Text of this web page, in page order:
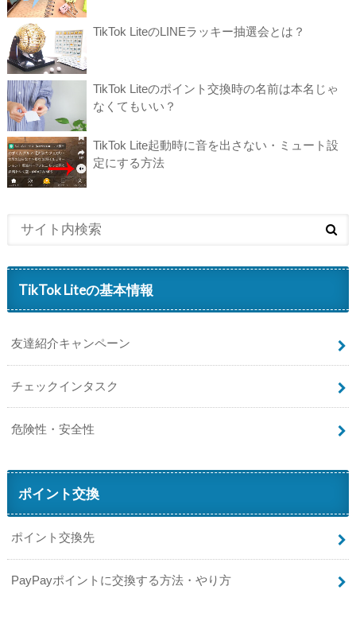
TikTok LiteのLINEラッキー抽選会とは？
TikTok Liteのポイント交換時の名前は本名じゃ
なくてもいい？
TikTok Lite起動時に音を出さない・ミュート設
定にする方法
TikTok Liteの基本情報
友達紹介キャンペーン
チェックインタスク
危険性・安全性
ポイント交換
ポイント交換先
PayPayポイントに交換する方法・やり方